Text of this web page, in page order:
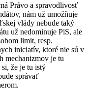
Právo a spravodlivosť
nám už umožňuje
vlády nebude taký
už nedominuje PiS, ale
limit, resp.
iniciatív, ktoré nie sú v
mechanizmov je tu
že je tu istý
správať